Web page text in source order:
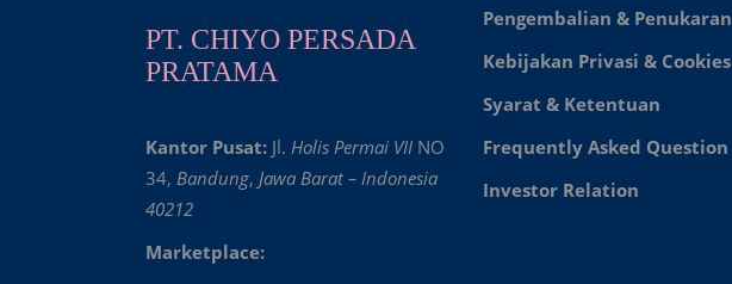
PT. CHIYO PERSADA
PRATAMA
Kantor Pusat: Jl. Holis Permai VII NO
34, Bandung, Jawa Barat – Indonesia
40212
Marketplace:
Pengembalian & Penukaran
Kebijakan Privasi & Cookies
Syarat & Ketentuan
Frequently Asked Question
Investor Relation